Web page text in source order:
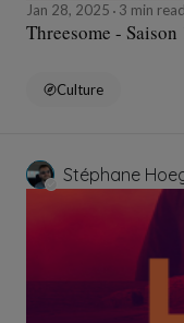
Jan 28, 2025 3 min read
Threesome - Saison
Culture
Stéphane